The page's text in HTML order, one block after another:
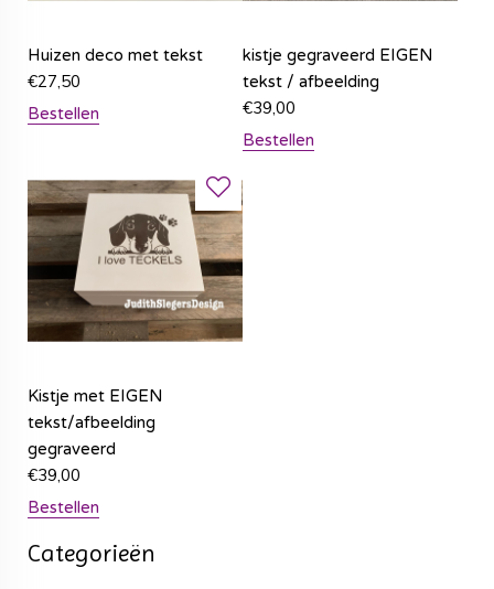
Huizen deco met tekst
€27,50
Bestellen
kistje gegraveerd EIGEN
tekst / afbeelding
€39,00
Bestellen
Kistje met EIGEN
tekst/afbeelding
gegraveerd
€39,00
Bestellen
Categorieën